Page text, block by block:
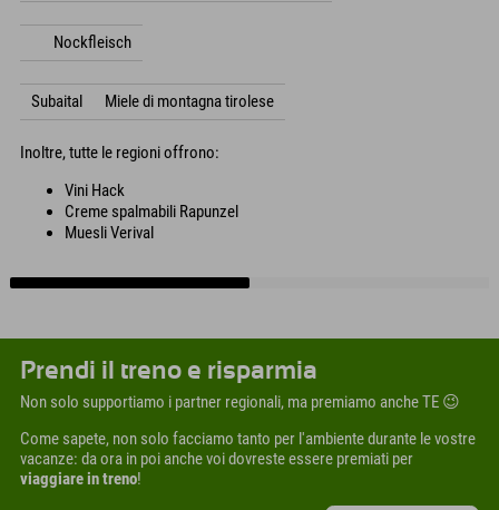
Nockfleisch
Subaital Miele di montagna tirolese
Inoltre, tutte le regioni offrono:
Vini Hack
Creme spalmabili Rapunzel
Muesli Verival
Prendi il treno e risparmia
Non solo supportiamo i partner regionali, ma premiamo anche TE 😉
Come sapete, non solo facciamo tanto per l'ambiente durante le vostre
vacanze: da ora in poi anche voi dovreste essere premiati per
viaggiare in treno!